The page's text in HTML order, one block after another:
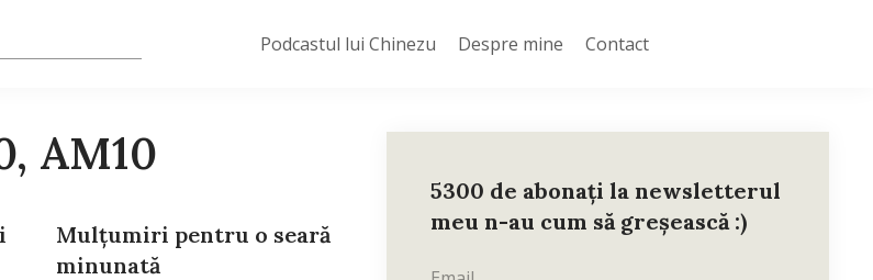
Podcastul lui Chinezu Despre mine Contact
AM10
Mulţumiri pentru o seară
minunată
5300 de abonați la newsletterul
meu n-au cum să greșească :)